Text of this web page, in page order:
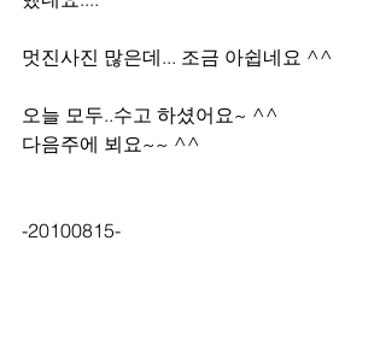
멋진사진 많은데... 조금 아쉽네요 ^^
오늘 모두..수고 하셨어요~ ^^
다음주에 뵈요~~ ^^
-20100815-